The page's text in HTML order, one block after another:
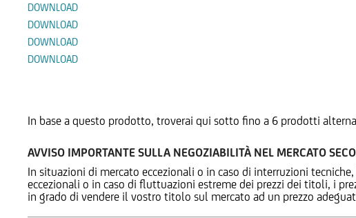
DOWNLOAD
DOWNLOAD
DOWNLOAD
DOWNLOAD
In base a questo prodotto, troverai qui sotto fino a 6 prodotti
AVVISO IMPORTANTE SULLA NEGOZIABILITÀ NEL MERCATO
In situazioni di mercato eccezionali o in caso di interruzioni
eccezionali o in caso di fluttuazioni estreme dei prezzi dei titoli, i
in grado di vendere il vostro titolo sul mercato ad un prezzo